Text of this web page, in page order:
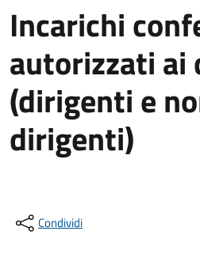
Incarichi
autorizzati ai
(dirigenti e
dirigenti)
Condividi